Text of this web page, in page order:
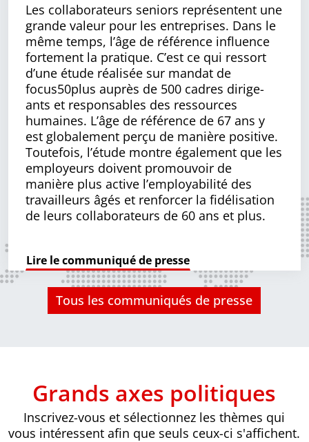
Les collaborateurs seniors représentent une
grande valeur pour les entreprises. Dans le
même temps, l’âge de référence influence
fortement la pratique. C’est ce qui ressort
d’une étude réalisée sur mandat de
focus50plus auprès de 500 cadres diri­ge­
ants et responsables des ressources
humaines. L’âge de référence de 67 ans y
est globalement perçu de manière positive.
Toutefois, l’étude montre également que les
employeurs doivent promouvoir de
manière plus active l’employabilité des
travailleurs âgés et renforcer la fidélisation
de leurs collaborateurs de 60 ans et plus.
Lire le communiqué de presse
Tous les communiqués de presse
Grands axes politiques
Inscrivez-vous et sélectionnez les thèmes qui
vous intéressent afin que seuls ceux-ci s'affichent.